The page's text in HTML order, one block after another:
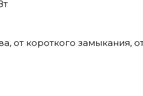
от короткого замыкания,